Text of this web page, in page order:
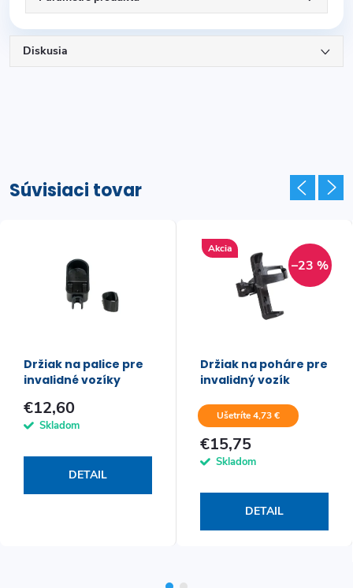
Diskusia
Súvisiaci tovar
Držiak na palice pre
invalidné vozíky
€12,60
Skladom
DETAIL
Akcia
–23 %
Držiak na poháre pre
invalidný vozík
Ušetríte 4,73 €
€15,75
Skladom
DETAIL